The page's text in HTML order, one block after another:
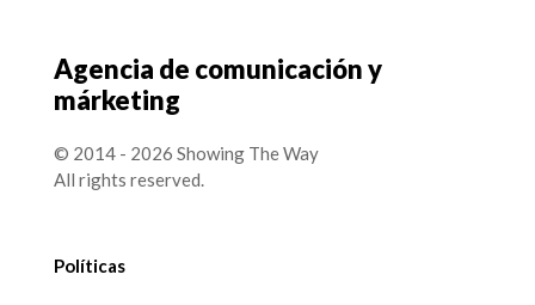
Agencia de comunicación y
márketing
© 2014 - 2026 Showing The Way
All rights reserved.
Políticas